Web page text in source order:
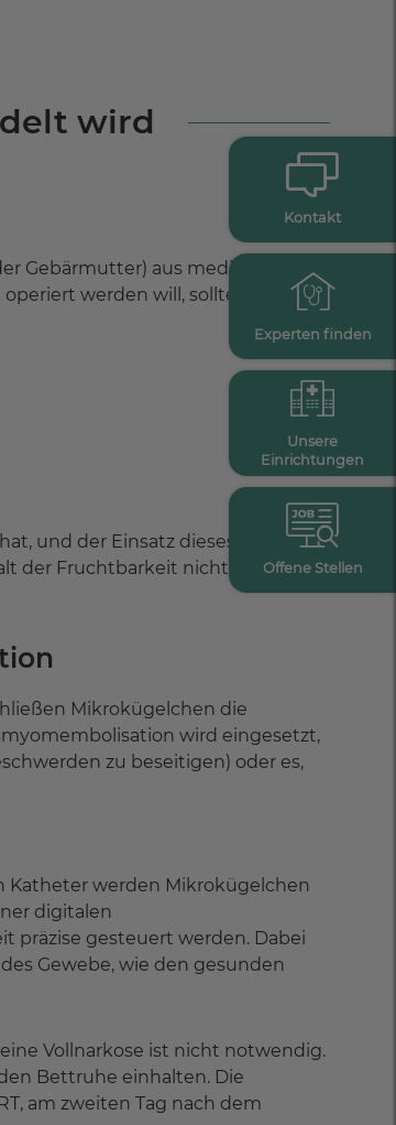
wird
Gebärmutter) aus medizinischen
werden will, sollten andere
und der Einsatz dieses Präparats
der Fruchtbarkeit nicht vereinbar
Mikrokügelchen die
wird eingesetzt,
zu beseitigen) oder es,
Katheter werden Mikrokügelchen
digitalen
präzise gesteuert werden. Dabei
Gewebe, wie den gesunden
Vollnarkose ist nicht notwendig.
Bettruhe einhalten. Die
am zweiten Tag nach dem
Kontakt
Experten finden
Unsere
Einrichtungen
Offene Stellen